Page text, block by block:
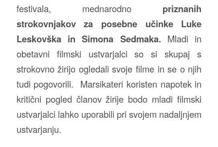
festivala, mednarodno priznanih
strokovnjakov za posebne učinke Luke
Leskovška in Simona Sedmaka. Mladi in
obetavni filmski ustvarjalci so si skupaj s
strokovno žirijo ogledali svoje filme in se o njih
tudi pogovorili. Marsikateri koristen napotek in
kritični pogled članov žirije bodo mladi filmski
ustvarjalci lahko uporabili pri svojem nadaljnjem
ustvarjanju.